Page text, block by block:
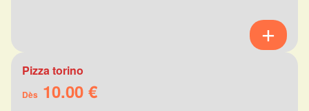
Pizza torino
Dès 10.00 €